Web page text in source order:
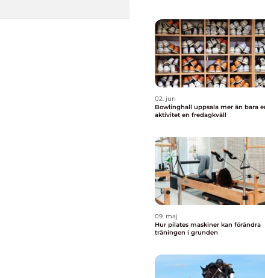
02. jun
Bowlinghall uppsala mer än bara en
aktivitet en fredagkväll
09. maj
Hur pilates maskiner kan förändra
träningen i grunden